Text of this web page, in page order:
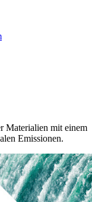
Materialien mit einem
Emissionen.